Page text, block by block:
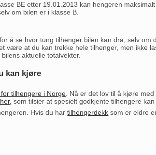
BE etter 19.01.2013 kan hengeren
om bilen er i klasse B.
å se hvor tung tilhenger bilen kan dra, selv
være at du kan trekke hele tilhenger, men ikke
aktuelle totalvekter.
kan kjøre
tilhengere i Norge . Nå er det lov til å kjøre
som tilsier at spesielt godkjente tilhengere
Hvis du hartilhengerdekk som er eldre